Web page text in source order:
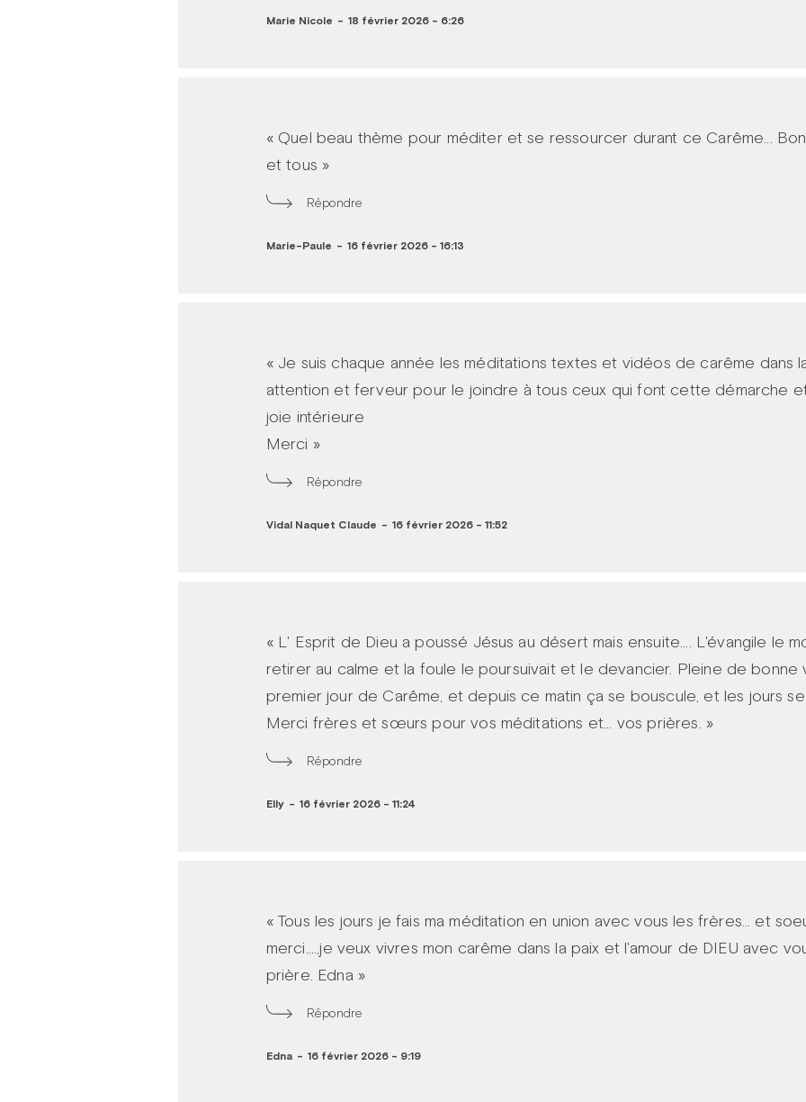
Marie Nicole - 18 février 2026 - 6:26
« Quel beau thème pour méditer et se ressourcer durant ce Carême...
et tous »
Répondre
Marie-Paule - 16 février 2026 - 16:13
« Je suis chaque année les méditations textes et vidéos de carême dans
attention et ferveur pour le joindre à tous ceux qui font cette démarche
joie intérieure
Merci »
Répondre
Vidal Naquet Claude - 16 février 2026 - 11:52
« L' Esprit de Dieu a poussé Jésus au désert mais ensuite.... L'évangile le
retirer au calme et la foule le poursuivait et le devancier. Pleine de bonne
premier jour de Carême, et depuis ce matin ça se bouscule, et les jours
Merci frères et sœurs pour vos méditations et... vos prières. »
Répondre
Elly - 16 février 2026 - 11:24
« Tous les jours je fais ma méditation en union avec vous les frères... et
merci....,je veux vivres mon carême dans la paix et l'amour de DIEU avec
prière. Edna »
Répondre
Edna - 16 février 2026 - 9:19